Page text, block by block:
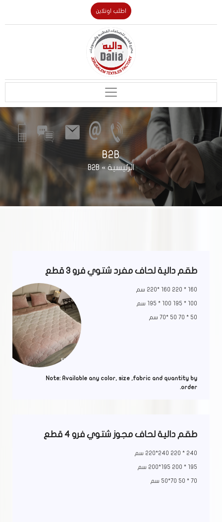
اطلب اونلاين
B2B
الرئيسية »
B2B
طقم دالية لحاف مفرد شتوي فرو 3 قطع
160 * 220 160 *220 سم
100 * 195 100 * 195 سم
50 * 70 50 *70 سم
Note: Available any color, size ,fabric and quantity by
order.
طقم دالية لحاف مجوز شتوي فرو 4 قطع
240 * 220 240*220 سم
195 * 200 195*200 سم
70 * 50 70*50 سم